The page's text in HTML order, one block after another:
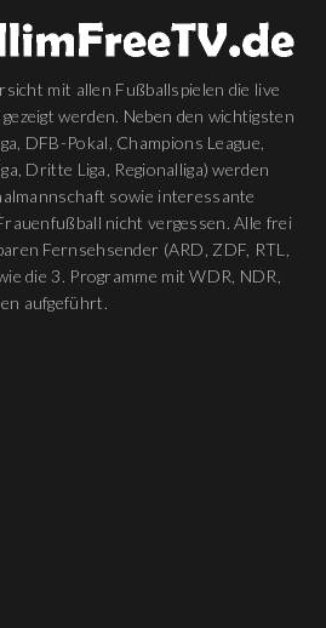
mit allen Fußballspielen die live
werden. Neben den wichtigsten
DFB-Pokal, Champions League,
Dritte Liga, Regionalliga) werden
sowie interessante
nicht vergessen. Alle frei
Fernsehsender (ARD, ZDF, RTL,
die 3. Programme mit WDR, NDR,
aufgeführt.